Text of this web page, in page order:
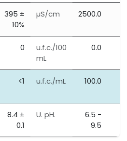
395 ±
10%
µS/cm 2500.0
0
u.f.c./100
mL
0.0
<1 u.f.c./mL 100.0
8.4 ±
0.1
U. pH.
6.5 -
9.5